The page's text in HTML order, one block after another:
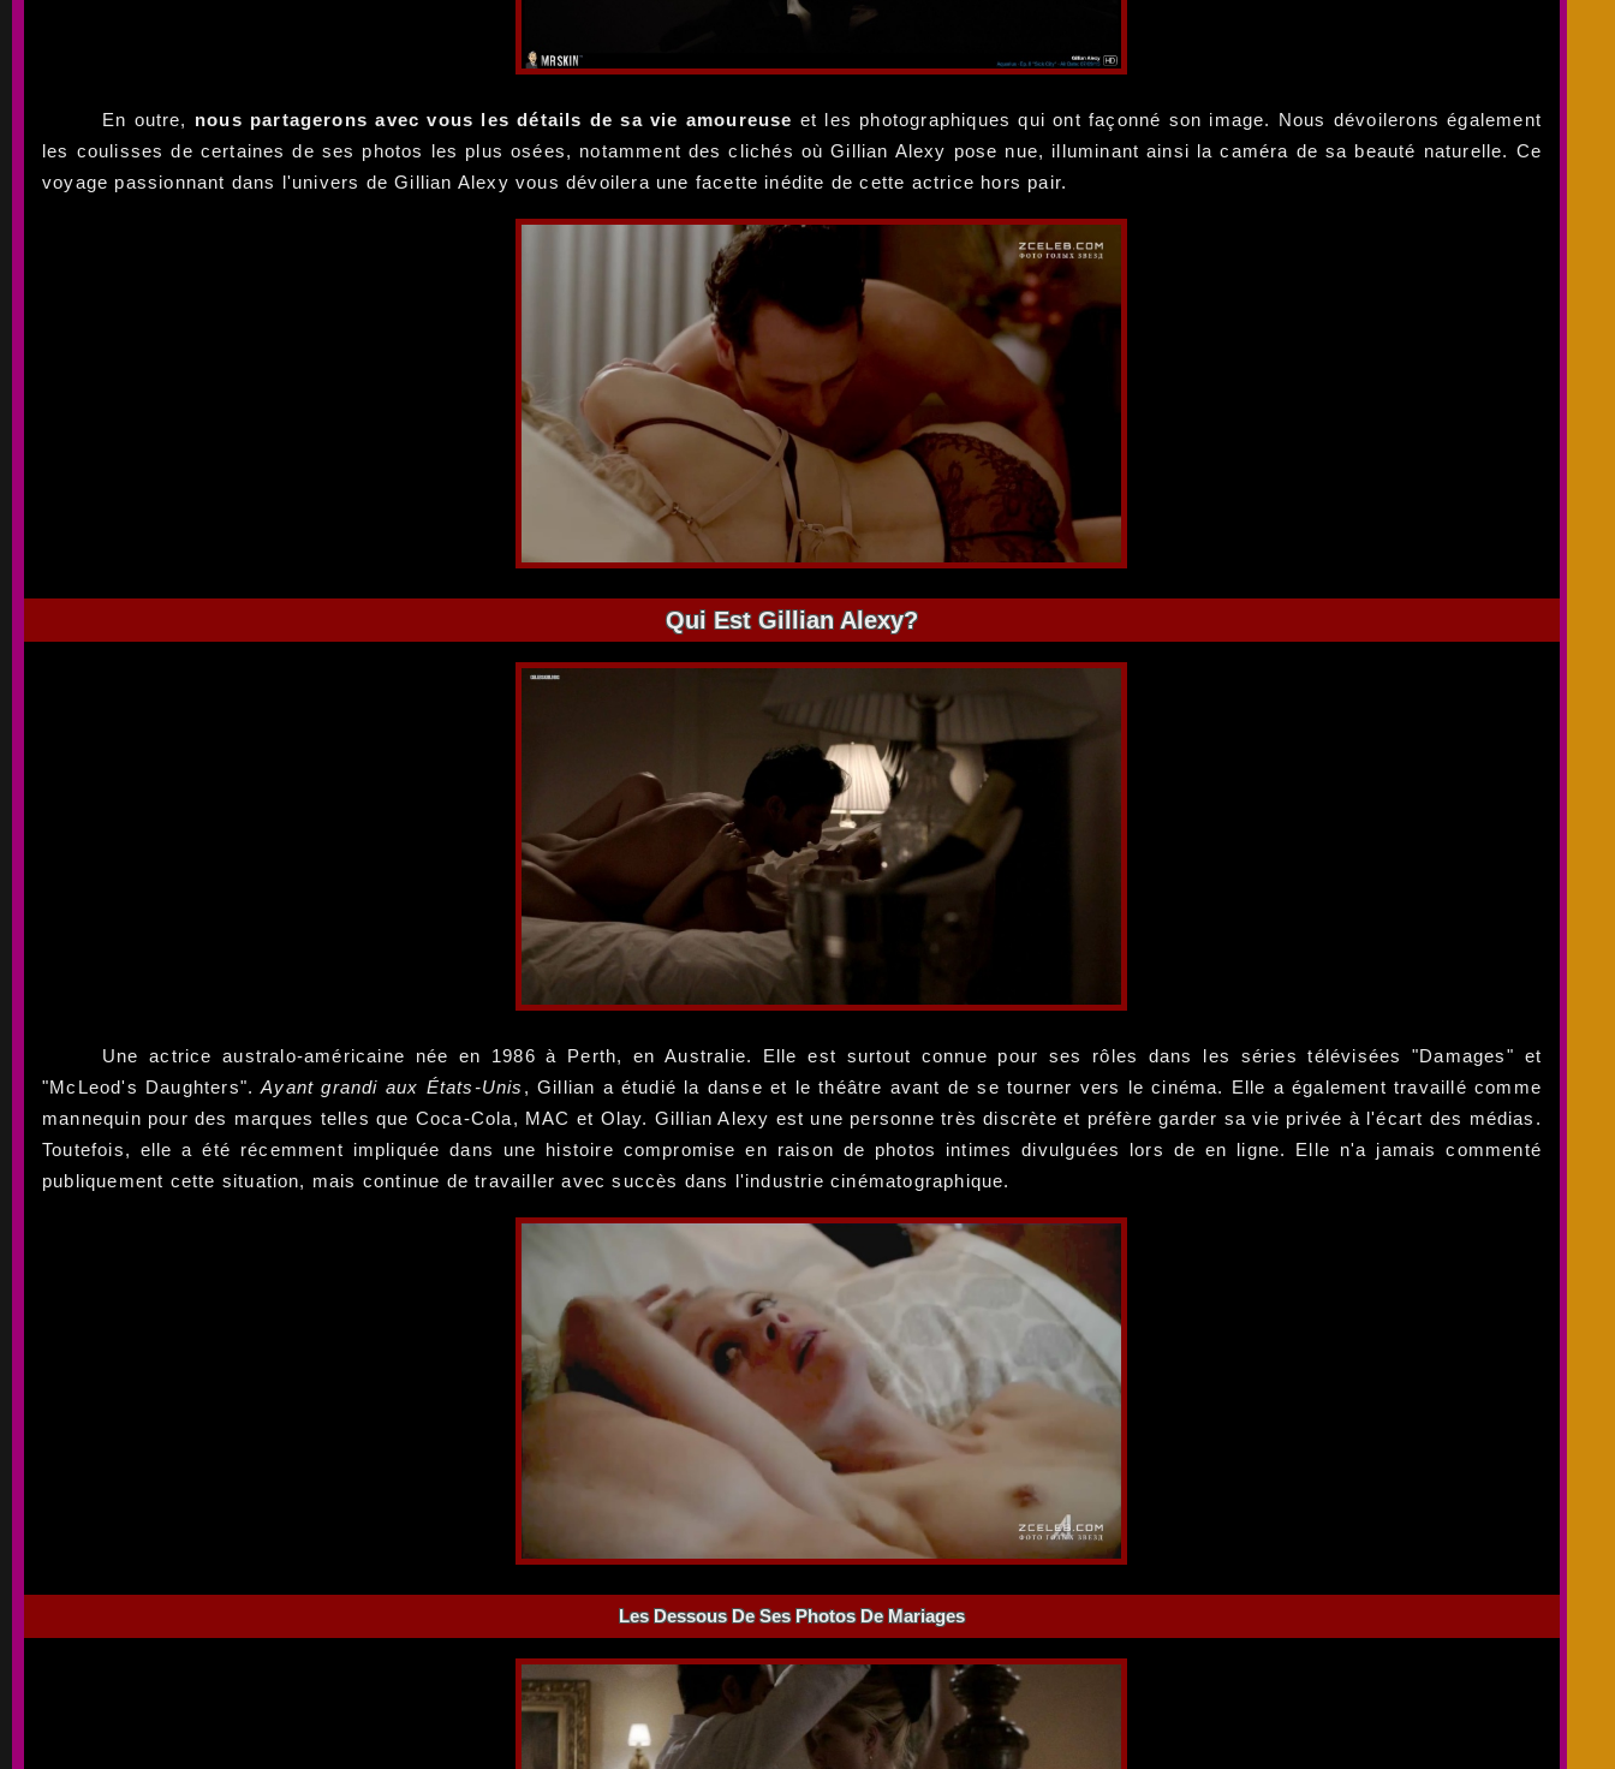
En outre, nous partagerons avec vous les détails de sa vie amoureuse et les photographiques qui ont façonné son image. Nous dévoilerons également
les coulisses de certaines de ses photos les plus osées, notamment des clichés où Gillian Alexy pose nue, illuminant ainsi la caméra de sa beauté naturelle. Ce
voyage passionnant dans l'univers de Gillian Alexy vous dévoilera une facette inédite de cette actrice hors pair.
Qui Est Gillian Alexy?
Une actrice australo-américaine née en 1986 à Perth, en Australie. Elle est surtout connue pour ses rôles dans les séries télévisées "Damages" et
"McLeod's Daughters".Ayant grandi aux États-Unis , Gillian a étudié la danse et le théâtre avant de se tourner vers le cinéma. Elle a également travaillé comme
mannequin pour des marques telles que Coca-Cola, MAC et Olay. Gillian Alexy est une personne très discrète et préfère garder sa vie privée à l'écart des médias.
Toutefois, elle a été récemment impliquée dans une histoire compromise en raison de photos intimes divulguées lors de en ligne. Elle n'a jamais commenté
publiquement cette situation, mais continue de travailler avec succès dans l'industrie cinématographique.
Les Dessous De Ses Photos De Mariages